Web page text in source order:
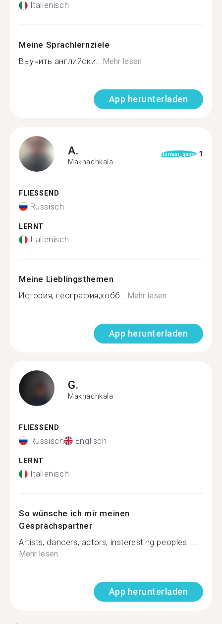
Italienisch
Meine Sprachlernziele
Выучить английски...Mehr lesen
App herunterladen
A.
Makhachkala
format_quote 1
FLIESSEND
Russisch
LERNT
Italienisch
Meine Lieblingsthemen
История, география,хобб...Mehr lesen
App herunterladen
G.
Makhachkala
FLIESSEND
Russisch Englisch
LERNT
Italienisch
So wünsche ich mir meinen
Gesprächspartner
Artists, dancers, actors, insteresting peoples :...
Mehr lesen
App herunterladen